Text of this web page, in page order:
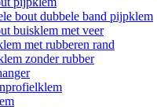
bout dubbele band pijpklem
buisklem met veer
met rubberen rand
zonder rubber